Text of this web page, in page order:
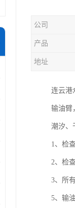
公司
产品
地址
连云港
输油臂
潮汐、
1、检
2、检
3、所
5、输